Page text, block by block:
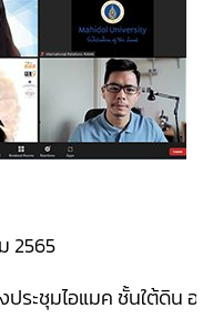
2565
ประชุมไอแมค ชั้นใต้ดิน